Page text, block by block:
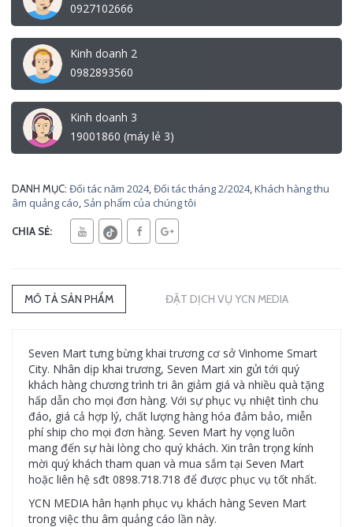
0927102666
Kinh doanh 2
0982893560
Kinh doanh 3
19001860 (máy lẻ 3)
DANH MỤC: Đối tác năm 2024,Đối tác tháng 2/2024,Khách hàng thu
âm quảng cáo, Sản phẩm của chúng tôi
CHIA SẺ:
MÔ TẢ SẢN PHẨM ĐẶT DỊCH VỤ YCN MEDIA
Seven Mart tưng bừng khai trương cơ sở Vinhome Smart
City. Nhân dịp khai trương, Seven Mart xin gửi tới quý
khách hàng chương trình tri ân giảm giá và nhiều quà tặng
hấp dẫn cho mọi đơn hàng. Với sự phục vụ nhiệt tình chu
đáo, giá cả hợp lý, chất lượng hàng hóa đảm bảo, miễn
phí ship cho mọi đơn hàng. Seven Mart hy vọng luôn
mang đến sự hài lòng cho quý khách. Xin trân trọng kính
mời quý khách tham quan và mua sắm tại Seven Mart
hoặc liên hệ sđt 0898.718.718 để được phục vụ tốt nhất.
YCN MEDIA hân hạnh phục vụ khách hàng Seven Mart
trong việc thu âm quảng cáo lần này.